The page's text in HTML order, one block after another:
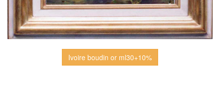
Ivoire boudin or ml30+10%